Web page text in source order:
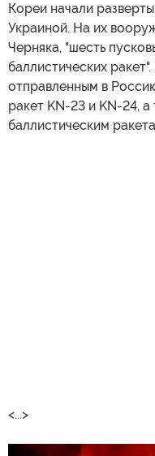
Кореи начали
Украиной. На их
Черняка, "шесть
баллистических
отправленным в
ракет KN-23 и KN-24,
баллистическим
<...>